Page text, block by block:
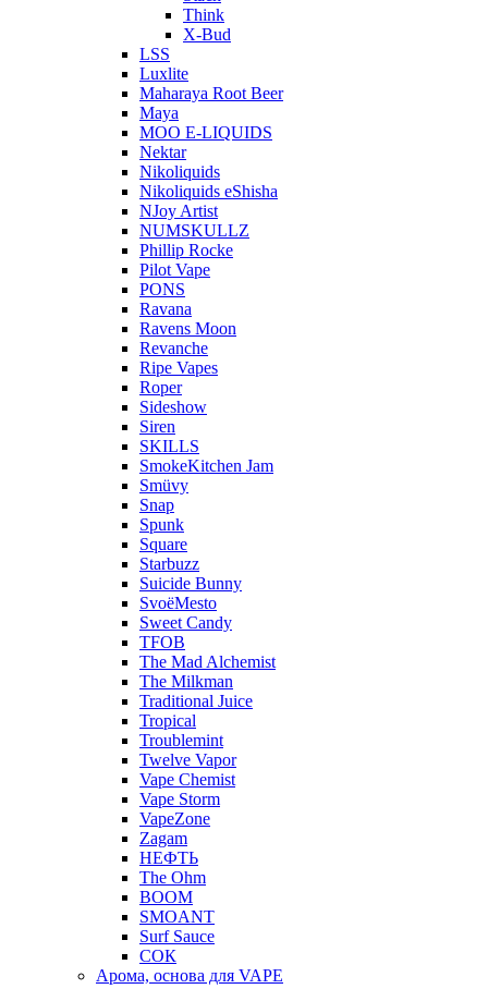
Think
X-Bud
LSS
Luxlite
Maharaya Root Beer
Maya
MOO E-LIQUIDS
Nektar
Nikoliquids
Nikoliquids eShisha
NJoy Artist
NUMSKULLZ
Phillip Rocke
Pilot Vape
PONS
Ravana
Ravens Moon
Revanche
Ripe Vapes
Roper
Sideshow
Siren
SKILLS
SmokeKitchen Jam
Smüvy
Snap
Spunk
Square
Starbuzz
Suicide Bunny
SvoёMesto
Sweet Candy
TFOB
The Mad Alchemist
The Milkman
Traditional Juice
Tropical
Troublemint
Twelve Vapor
Vape Chemist
Vape Storm
VapeZone
Zagam
НЕФТЬ
The Ohm
BOOM
SMOANT
Surf Sauce
СОК
Арома, основа для VAPE